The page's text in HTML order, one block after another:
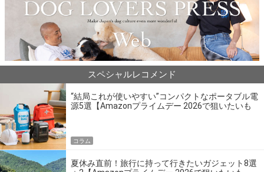
スペシャルレコメンド
“結局これが使いやすい”コンパクトなポータブル電
源5選【Amazonプライムデー 2026で狙いたいも
コラム
夏休み直前！旅行に持って行きたいガジェット8選